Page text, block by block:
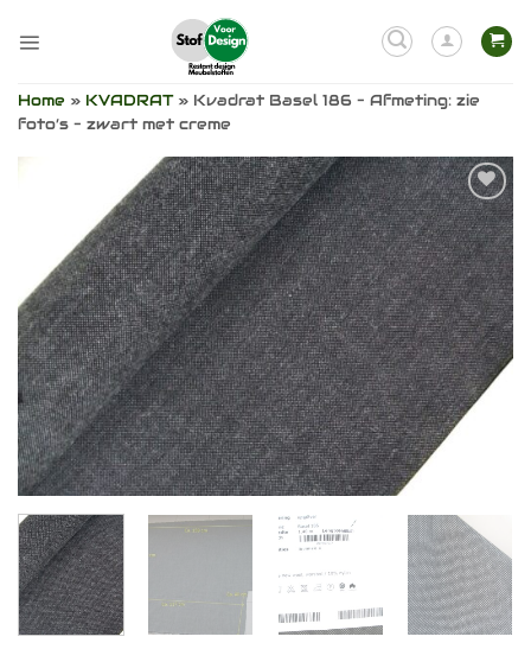
naar
Home » KVADRAT» Kvadrat Basel 186 – Afmeting: zie
foto’s – zwart met creme
Toevoegen
aan
verlanglijst